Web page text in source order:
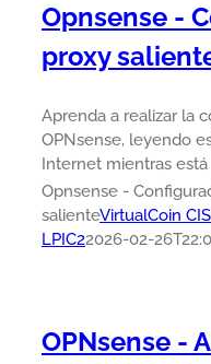
Opnsense -
proxy
Aprenda a realizar la
OPNsense, leyendo
Internet mientras
Opnsense -
salienteVirtualCoin
LPIC22026-02-
OPNsense -